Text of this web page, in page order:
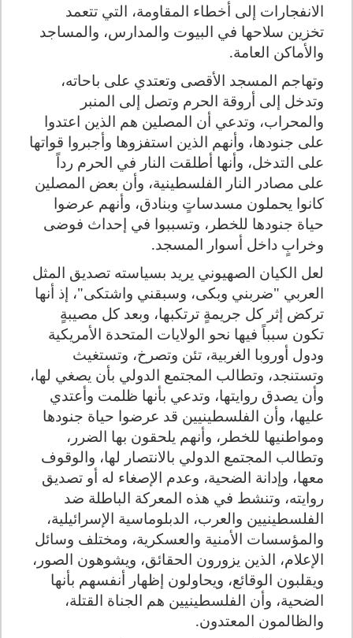
الانفجارات إلى أخطاء المقاومة، التي تتعمد
تخزين سلاحها في البيوت والمدارس، والمساجد
والأماكن العامة.
وتهاجم المسجد الأقصى وتعتدي على باحاته،
وتدخل إلى أروقة الحرم وتصل إلى المنبر
والمحراب، وتدعي أن المصلين هم الذين اعتدوا
على جنودها، وأنهم الذين استفزوها وأجبروا قواتها
على التدخل، وأنها أطلقت النار في الحرم رداً
على مصادر النار الفلسطينية، وأن بعض المصلين
كانوا يحملون مسدساتٍ وبنادق، وأنهم عرضوا
حياة جنودها للخطر، وتسببوا في إحداث فوضى
وخرابٍ داخل أسوار المسجد.
لعل الكيان الصهيوني يريد بسياسته تصديق المثل
العربي "ضربني وبكى، وسبقني واشتكى"، إذ أنها
تركض إثر كل جريمةٍ ترتكبها، وبعد كل مصيبةٍ
تكون سبباً فيها نحو الولايات المتحدة الأمريكية
ودول أوروبا الغربية، تئن وتصرخ، وتستغيث
وتستنجد، وتطالب المجتمع الدولي بأن يصغي لها،
وأن يصدق روايتها، وتدعي بأنها ظلمت وأعتدي
عليها، وأن الفلسطينيين قد عرضوا حياة جنودها
ومواطنيها للخطر، وأنهم يلحقون بها الضرر،
وتطالب المجتمع الدولي بالانتصار لها، والوقوف
معها، وإدانة الضحية، وعدم الإصغاء له أو تصديق
روايته، وتنشط في هذه المعركة الباطلة ضد
الفلسطينيين والعرب، الدبلوماسية الإسرائيلية،
والمؤسسات الأمنية والعسكرية، ومختلف وسائل
الإعلام، الذين يزورون الحقائق، ويشوهون الصور،
ويقلبون الوقائع، ويحاولون إظهار أنفسهم بأنها
الضحية، وأن الفلسطينيين هم الجناة القتلة،
والظالمون المعتدون.